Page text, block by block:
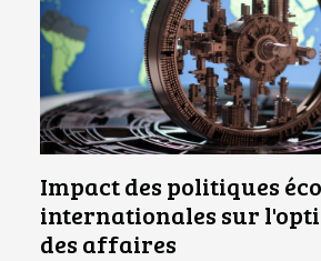
Impact des politiques
internationales sur
des affaires